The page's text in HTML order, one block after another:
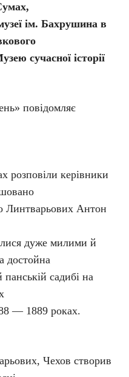
ім. Бахрушина в
сучасної історії
повідомляє
розповіли керівники
Линтварьових Антон
дуже милими й
достойна
садибі на
— 1889 роках.
Чехов створив